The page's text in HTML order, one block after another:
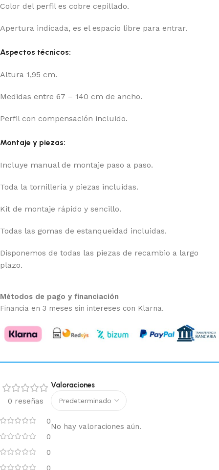
Color del perfil es cobre cepillado.
Apertura indicada, es el espacio libre para entrar.
Aspectos técnicos:
Altura 1,95 cm.
Medidas entre 67 – 140 cm de ancho.
Perfil con compensación incluido.
Montaje y piezas:
Incluye manual de montaje paso a paso.
Toda la tornillería y piezas incluidas.
Kit de montaje rápido y sencillo.
Todas las gomas de estanqueidad incluidas.
Disponemos de todas las piezas de recambio a largo
plazo.
Métodos de pago y financiación
Financia en 3 meses sin intereses con Klarna.
0 reseñas
0
0
0
Valoraciones
No hay valoraciones aún.